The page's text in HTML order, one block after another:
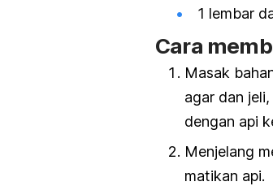
1 lembar
Cara
Masak
agar dan
dengan api
Menjelang
matikan api.